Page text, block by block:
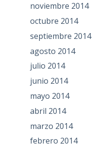
noviembre 2014
octubre 2014
septiembre 2014
agosto 2014
julio 2014
junio 2014
mayo 2014
abril 2014
marzo 2014
febrero 2014